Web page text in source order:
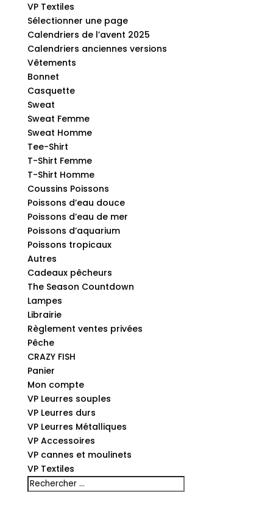
VP Textiles
Sélectionner une page
Calendriers de l’avent 2025
Calendriers anciennes versions
Vêtements
Bonnet
Casquette
Sweat
Sweat Femme
Sweat Homme
Tee-Shirt
T-Shirt Femme
T-Shirt Homme
Coussins Poissons
Poissons d’eau douce
Poissons d’eau de mer
Poissons d’aquarium
Poissons tropicaux
Autres
Cadeaux pêcheurs
The Season Countdown
Lampes
Librairie
Règlement ventes privées
Pêche
CRAZY FISH
Panier
Mon compte
VP Leurres souples
VP Leurres durs
VP Leurres Métalliques
VP Accessoires
VP cannes et moulinets
VP Textiles